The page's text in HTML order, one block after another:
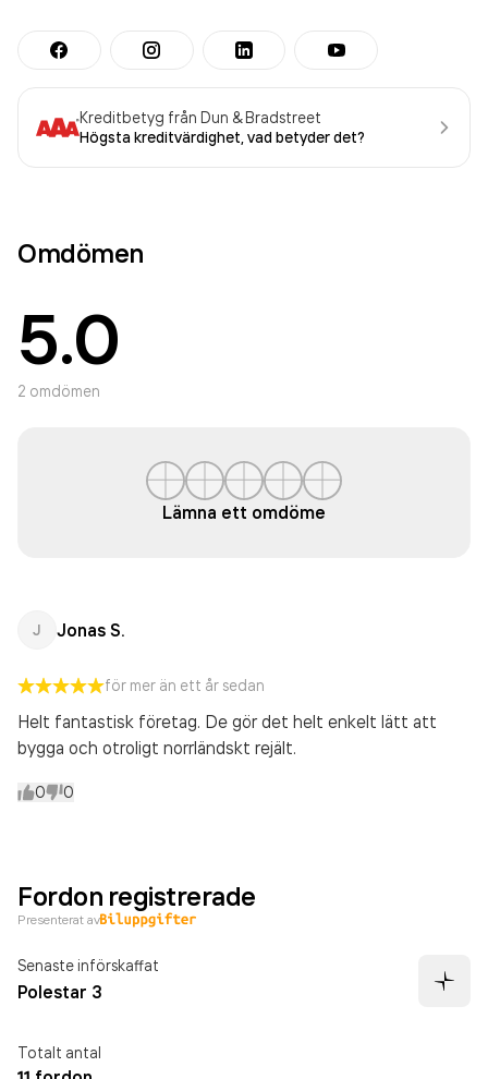
Kreditbetyg från Dun & Bradstreet
Högsta kreditvärdighet, vad betyder det?
Omdömen
5.0
2 omdömen
Lämna ett omdöme
J Jonas S.
för mer än ett år sedan
Helt fantastisk företag. De gör det helt enkelt lätt att
bygga och otroligt norrländskt rejält.
0 0
Fordon registrerade
Presenterat av
Senaste införskaffat
Polestar 3
Totalt antal